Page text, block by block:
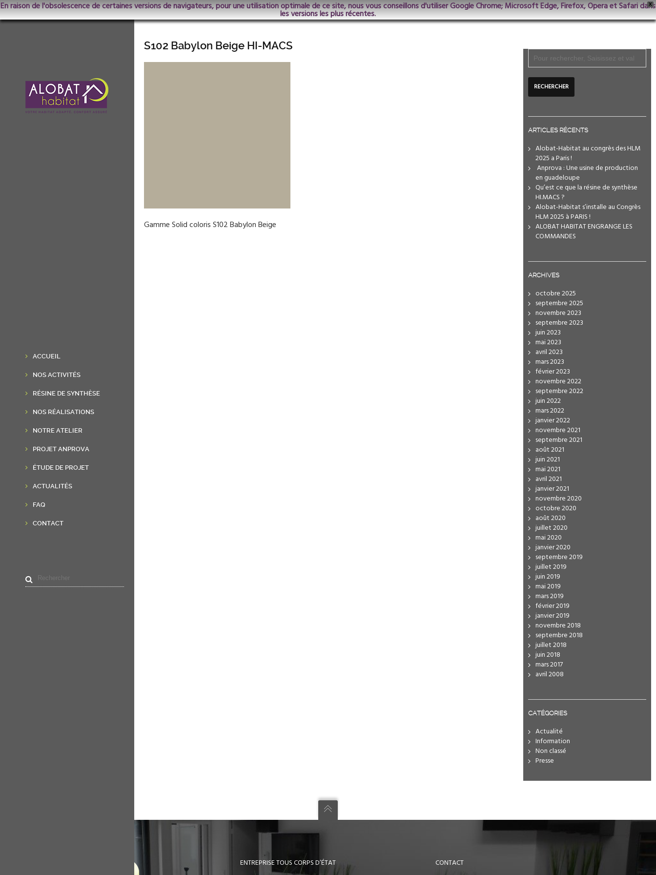
X
En raison de l'obsolescence de certaines versions de navigateurs, pour une utilisation optimale de ce site, nous vous conseillons d'utiliser Google Chrome; Microsoft Edge, Firefox, Opera et Safari dans
les versions les plus récentes.
ACCUEIL
NOS ACTIVITÉS
RÉSINE DE SYNTHÈSE
NOS RÉALISATIONS
NOTRE ATELIER
PROJET ANPROVA
ÉTUDE DE PROJET
ACTUALITÉS
FAQ
CONTACT
S102 Babylon Beige HI-MACS
Gamme Solid coloris S102 Babylon Beige
ARTICLES RÉCENTS
Alobat-Habitat au congrès des HLM
2025 a Paris !
️ Anprova : Une usine de production
en guadeloupe
Qu’est ce que la résine de synthèse
HI.MACS ?
Alobat-Habitat s’installe au Congrès
HLM 2025 à PARIS !
ALOBAT HABITAT ENGRANGE LES
COMMANDES
ARCHIVES
octobre 2025
septembre 2025
novembre 2023
septembre 2023
juin 2023
mai 2023
avril 2023
mars 2023
février 2023
novembre 2022
septembre 2022
juin 2022
mars 2022
janvier 2022
novembre 2021
septembre 2021
août 2021
juin 2021
mai 2021
avril 2021
janvier 2021
novembre 2020
octobre 2020
août 2020
juillet 2020
mai 2020
janvier 2020
septembre 2019
juillet 2019
juin 2019
mai 2019
mars 2019
février 2019
janvier 2019
novembre 2018
septembre 2018
juillet 2018
juin 2018
mars 2017
avril 2008
CATÉGORIES
Actualité
Information
Non classé
Presse
ENTREPRISE TOUS CORPS D’ÉTAT CONTACT